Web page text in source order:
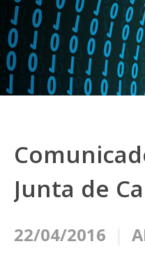
Junta de
22/04/2016